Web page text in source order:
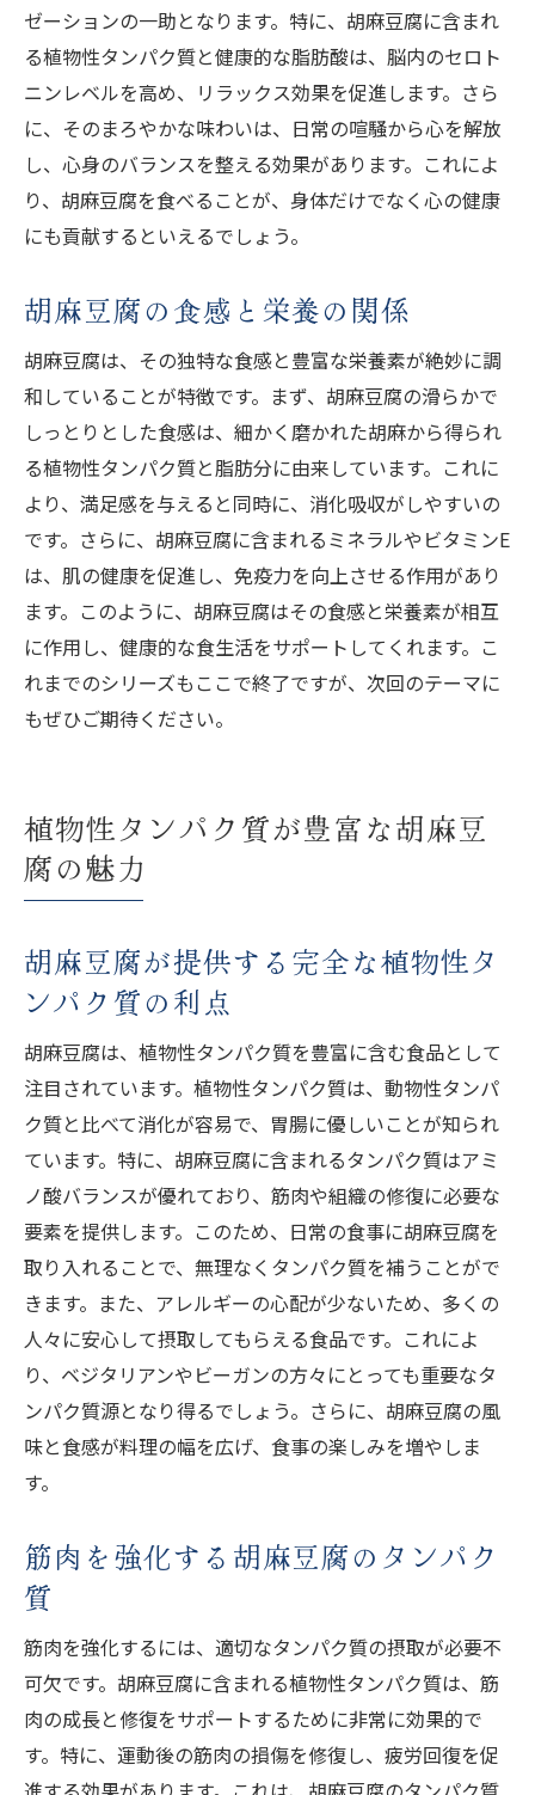
ゼーションの一助となります。特に、胡麻豆腐に含まれ
る植物性タンパク質と健康的な脂肪酸は、脳内のセロト
ニンレベルを高め、リラックス効果を促進します。さら
に、そのまろやかな味わいは、日常の喧騒から心を解放
し、心身のバランスを整える効果があります。これによ
り、胡麻豆腐を食べることが、身体だけでなく心の健康
にも貢献するといえるでしょう。
胡麻豆腐の食感と栄養の関係
胡麻豆腐は、その独特な食感と豊富な栄養素が絶妙に調
和していることが特徴です。まず、胡麻豆腐の滑らかで
しっとりとした食感は、細かく磨かれた胡麻から得られ
る植物性タンパク質と脂肪分に由来しています。これに
より、満足感を与えると同時に、消化吸収がしやすいの
です。さらに、胡麻豆腐に含まれるミネラルやビタミンE
は、肌の健康を促進し、免疫力を向上させる作用があり
ます。このように、胡麻豆腐はその食感と栄養素が相互
に作用し、健康的な食生活をサポートしてくれます。こ
れまでのシリーズもここで終了ですが、次回のテーマに
もぜひご期待ください。
植物性タンパク質が豊富な胡麻豆
腐の魅力
胡麻豆腐が提供する完全な植物性タ
ンパク質の利点
胡麻豆腐は、植物性タンパク質を豊富に含む食品として
注目されています。植物性タンパク質は、動物性タンパ
ク質と比べて消化が容易で、胃腸に優しいことが知られ
ています。特に、胡麻豆腐に含まれるタンパク質はアミ
ノ酸バランスが優れており、筋肉や組織の修復に必要な
要素を提供します。このため、日常の食事に胡麻豆腐を
取り入れることで、無理なくタンパク質を補うことがで
きます。また、アレルギーの心配が少ないため、多くの
人々に安心して摂取してもらえる食品です。これによ
り、ベジタリアンやビーガンの方々にとっても重要なタ
ンパク質源となり得るでしょう。さらに、胡麻豆腐の風
味と食感が料理の幅を広げ、食事の楽しみを増やしま
す。
筋肉を強化する胡麻豆腐のタンパク
質
筋肉を強化するには、適切なタンパク質の摂取が必要不
可欠です。胡麻豆腐に含まれる植物性タンパク質は、筋
肉の成長と修復をサポートするために非常に効果的で
す。特に、運動後の筋肉の損傷を修復し、疲労回復を促